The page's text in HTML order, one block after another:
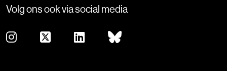
Volg ons ook via social media